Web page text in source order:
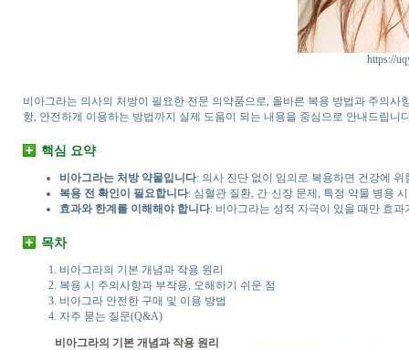
https://
비아그라는 의사의 처방이 필요한 전문 의약품으로, 올바른 복용 방법과 주의
항, 안전하게 이용하는 방법까지 실제 도움이 되는 내용을 중심으로 안내드립니
핵심 요약
비아그라는 처방 약물입니다: 의사 진단 없이 임의로 복용하면 건강에
복용 전 확인이 필요합니다: 심혈관 질환, 간·신장 문제, 특정 약물 병용
효과와 한계를 이해해야 합니다: 비아그라는 성적 자극이 있을 때만 효
목차
비아그라의 기본 개념과 작용 원리
복용 시 주의사항과 부작용, 오해하기 쉬운 점
비아그라 안전한 구매 및 이용 방법
자주 묻는 질문(Q&A)
비아그라의 기본 개념과 작용 원리